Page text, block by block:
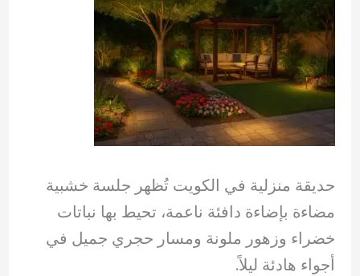
حديقة منزلية في الكويت تُظهر جلسة خشبية
مضاءة بإضاءة دافئة ناعمة، تحيط بها نباتات
خضراء وزهور ملونة ومسار حجري جميل في
أجواء هادئة ليلاً.